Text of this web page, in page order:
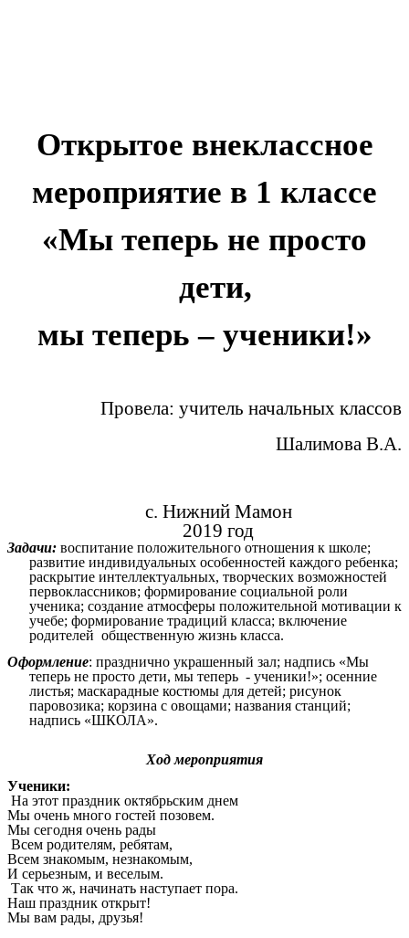
Открытое внеклассное
мероприятие в 1 классе
«Мы теперь не просто
дети,
мы теперь – ученики!»
Провела: учитель начальных классов
Шалимова В.А.
с. Нижний Мамон
2019 год
Задачи: воспитание положительного отношения к школе;
развитие индивидуальных особенностей каждого ребенка;
раскрытие интеллектуальных, творческих возможностей
первоклассников; формирование социальной роли
ученика; создание атмосферы положительной мотивации к
учебе; формирование традиций класса; включение
родителей общественную жизнь класса.
Оформление: празднично украшенный зал; надпись «Мы
теперь не просто дети, мы теперь - ученики!»; осенние
листья; маскарадные костюмы для детей; рисунок
паровозика; корзина с овощами; названия станций;
надпись «ШКОЛА».
Ход мероприятия
Ученики:
На этот праздник октябрьским днем
очень много гостей позовем.
сегодня очень рады
Всем родителям, ребятам,
знакомым, незнакомым,
и веселым.
Так что ж, начинать наступает пора.
праздник открыт!
вам рады, друзья!